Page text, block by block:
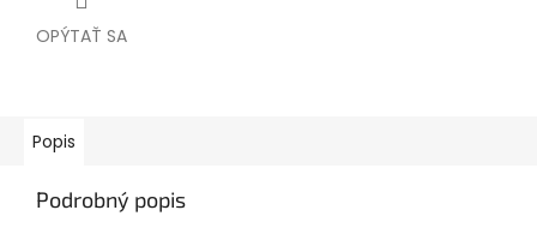
OPÝTAŤ SA
Popis
Podrobný popis